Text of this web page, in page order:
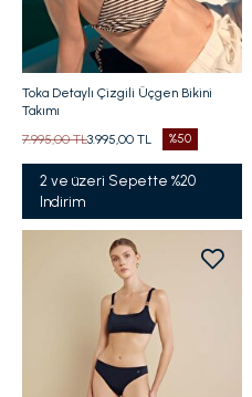
Toka Detaylı Çizgili Üçgen Bikini
Takımı
7.995,00 TL3.995,00 TL %50
2 ve üzeri Sepette %20
Indirim